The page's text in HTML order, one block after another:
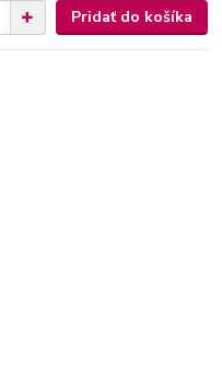
Pridať do košíka